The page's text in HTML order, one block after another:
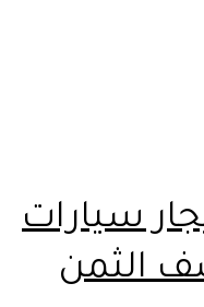
سيارات
الثمن